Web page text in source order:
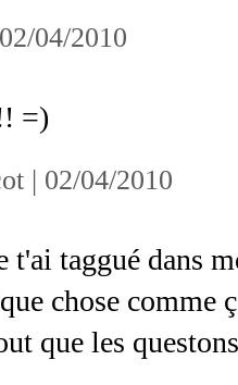
04/2010
=)
| 02/04/2010
t'ai taggué dans
chose comme
que les